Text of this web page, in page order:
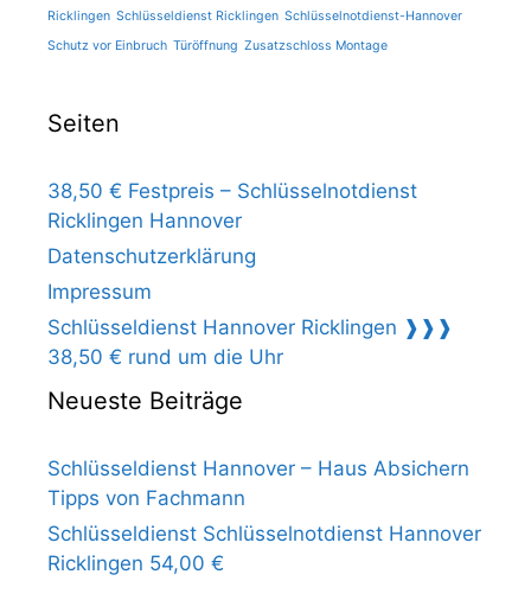
Ricklingen Schlüsseldienst Ricklingen Schlüsselnotdienst-Hannover
Schutz vor Einbruch Türöffnung Zusatzschloss Montage
Seiten
38,50 € Festpreis – Schlüsselnotdienst
Ricklingen Hannover
Datenschutzerklärung
Impressum
Schlüsseldienst Hannover Ricklingen ❱❱❱
38,50 € rund um die Uhr
Neueste Beiträge
Schlüsseldienst Hannover – Haus Absichern
Tipps von Fachmann
Schlüsseldienst Schlüsselnotdienst Hannover
Ricklingen 54,00 €